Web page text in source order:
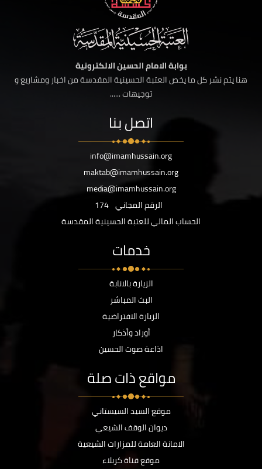
بوابة الامام الحسين الالكترونية
هنا يتم نشر كل ما يخص العتبة الحسينية المقدسة من اخبار ومشاريع و
توجيهات ......
اتصل بنا
info@imamhussain.org
maktab@imamhussain.org
media@imamhussain.org
الرقم المجاني 174
الحساب المالي للعتبة الحسينية المقدسة
خدمات
الزيارة بالانابة
البث المباشر
الزيارة الافتراضية
أوراد وأذكار
اذاعة صوت الحسين
مواقع ذات صلة
موقع السيد السيستاني
ديوان الوقف الشيعي
الامانة العامة للمزارات الشيعية
موقع قناة كربلاء